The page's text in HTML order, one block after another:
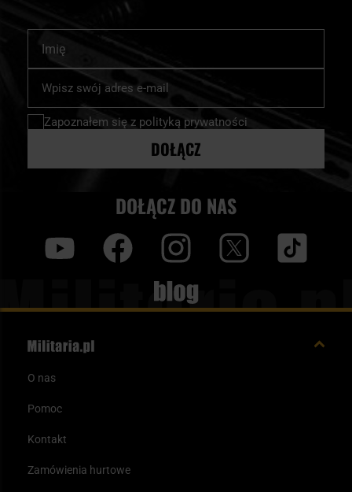
nasz
newsletter:
Zapoznałem się z polityką prywatności
DOŁĄCZ
DOŁĄCZ DO NAS
Blog
O nas
Pomoc
Kontakt
Zamówienia hurtowe